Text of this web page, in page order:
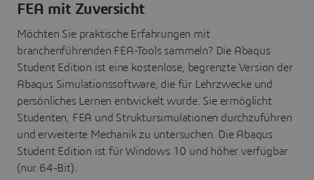
FEA mit Zuversicht
Möchten Sie praktische Erfahrungen mit
branchenführenden FEA-Tools sammeln? Die Abaqus
Student Edition ist eine kostenlose, begrenzte Version der
Abaqus Simulationssoftware, die für Lehrzwecke und
persönliches Lernen entwickelt wurde. Sie ermöglicht
Studenten, FEA und Struktursimulationen durchzuführen
und erweiterte Mechanik zu untersuchen. Die Abaqus
Student Edition ist für Windows 10 und höher verfügbar
(nur 64-Bit).